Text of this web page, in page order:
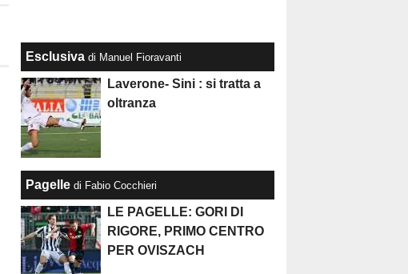
Esclusiva di Manuel Fioravanti
Laverone- Sini : si tratta a
oltranza
Pagelle di Fabio Cocchieri
LE PAGELLE: GORI DI
RIGORE, PRIMO CENTRO
PER OVISZACH